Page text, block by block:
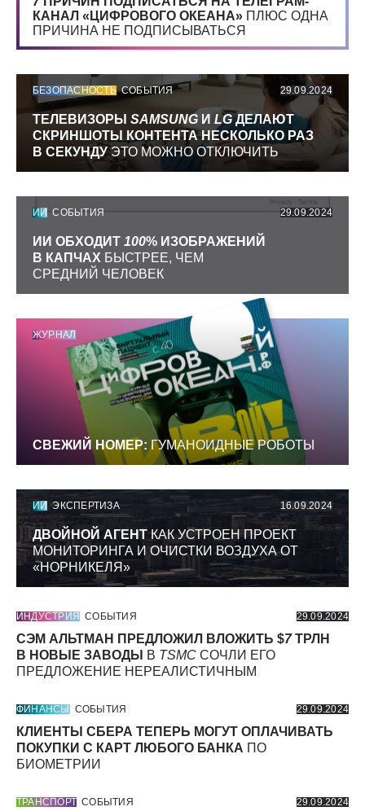
КАНАЛ «ЦИФРОВОГО ОКЕАНА» ПЛЮС ОДНА
ПРИЧИНА НЕ ПОДПИСЫВАТЬСЯ
БЕЗОПАСНОСТЬ СОБЫТИЯ 29.09.2024
ТЕЛЕВИЗОРЫ SAMSUNG И LGДЕЛАЮТ
СКРИНШОТЫ КОНТЕНТА НЕСКОЛЬКО РАЗ
В СЕКУНДУЭТО МОЖНО ОТКЛЮЧИТЬ
ИИ СОБЫТИЯ 29.09.2024
ИИ ОБХОДИТ 100% ИЗОБРАЖЕНИЙ
В КАПЧАХ БЫСТРЕЕ, ЧЕМ
СРЕДНИЙ ЧЕЛОВЕК
ЖУРНАЛ
СВЕЖИЙ НОМЕР: ГУМАНОИДНЫЕ РОБОТЫ
ИИ ЭКСПЕРТИЗА 16.09.2024
ДВОЙНОЙ АГЕНТКАК УСТРОЕН ПРОЕКТ
МОНИТОРИНГА И ОЧИСТКИ ВОЗДУХА ОТ
«НОРНИКЕЛЯ»
ИНДУСТРИЯ СОБЫТИЯ 29.09.2024
СЭМ АЛЬТМАН ПРЕДЛОЖИЛ ВЛОЖИТЬ $7ТРЛН
В НОВЫЕ ЗАВОДЫ
В TSMC СОЧЛИ ЕГО
ПРЕДЛОЖЕНИЕ НЕРЕАЛИСТИЧНЫМ
ФИНАНСЫ СОБЫТИЯ 29.09.2024
КЛИЕНТЫ СБЕРА ТЕПЕРЬ МОГУТ ОПЛАЧИВАТЬ
ПОКУПКИ С КАРТ ЛЮБОГО БАНКА ПО
БИОМЕТРИИ
ТРАНСПОРТ СОБЫТИЯ 29.09.2024